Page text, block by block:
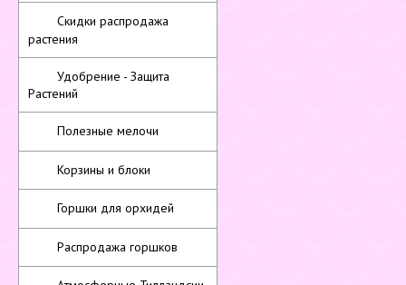
Скидки распродажа
растения
Удобрение - Защита
Растений
Полезные мелочи
Корзины и блоки
Горшки для орхидей
Распродажа горшков